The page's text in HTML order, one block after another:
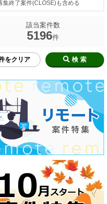
集終了案件(CLOSE)も含める
該当案件数
5196件
をクリア 検 索